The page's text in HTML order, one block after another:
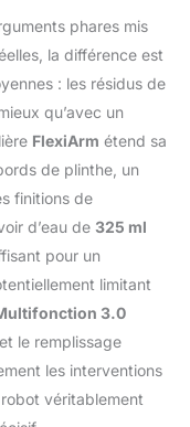
Reactive Al:
robot
station est
éclairage
le rendant
et
types
dans
ll
des
reduit le
que
phares mis
la différence est
: les résidus de
qu’avec un
FlexiArm étend sa
de plinthe, un
finitions de
d’eau de 325 ml
pour un
limitant
3.0
le remplissage
les interventions
véritablement